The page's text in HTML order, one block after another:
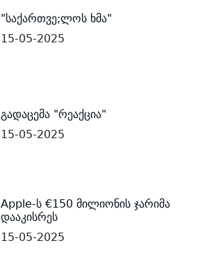
"საქართვე;ლოს ხმა"
15-05-2025
გადაცემა "რეაქცია"
15-05-2025
Apple-ს €150 მილიონის ჯარიმა
დააკისრეს
15-05-2025